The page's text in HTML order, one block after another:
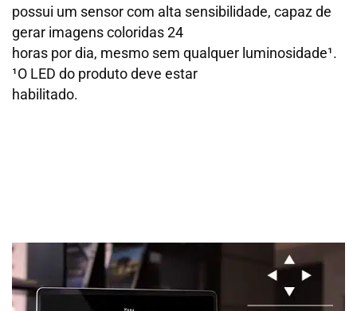
possui um sensor com alta sensibilidade, capaz de
gerar imagens coloridas 24
horas por dia, mesmo sem qualquer luminosidade¹.
¹O LED do produto deve estar
habilitado.